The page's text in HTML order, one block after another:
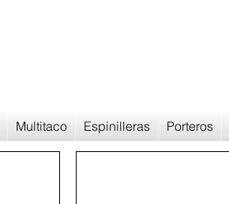
Multitaco Espinilleras Porteros